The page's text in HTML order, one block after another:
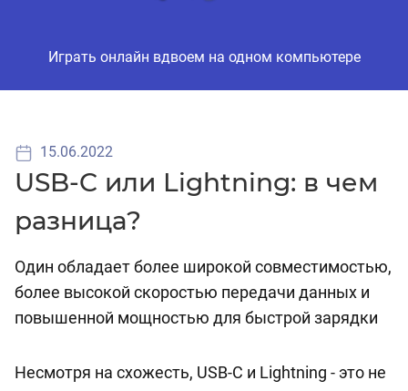
Играть онлайн вдвоем на одном компьютере
15.06.2022
USB-C или Lightning: в чем
разница?
Один обладает более широкой совместимостью,
более высокой скоростью передачи данных и
повышенной мощностью для быстрой зарядки
Несмотря на схожесть, USB-C и Lightning - это не